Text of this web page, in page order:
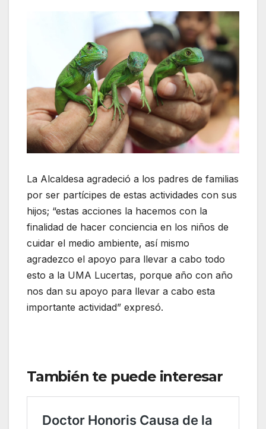
La Alcaldesa agradeció a los padres de familias
por ser partícipes de estas actividades con sus
hijos; “estas acciones la hacemos con la
finalidad de hacer conciencia en los niños de
cuidar el medio ambiente, así mismo
agradezco el apoyo para llevar a cabo todo
esto a la UMA Lucertas, porque año con año
nos dan su apoyo para llevar a cabo esta
importante actividad” expresó.
También te puede interesar